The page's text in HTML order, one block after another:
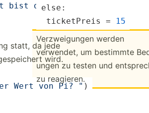
bist du? ")
statt, da jede
wird.
Wert von Pi? " )
else:
ticket­Preis =
15
Verzwe­igungen werden
verwendet, um bestimmte
ungen zu testen und
zu reagieren.